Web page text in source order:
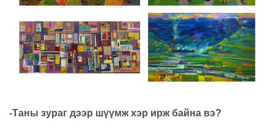
-Таны зураг дээр шүүмж хэр ирж байна вэ?